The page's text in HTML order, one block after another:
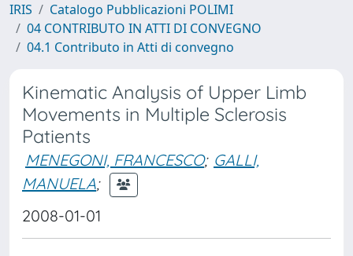
IRIS
Catalogo Pubblicazioni POLIMI
04 CONTRIBUTO IN ATTI DI CONVEGNO
04.1 Contributo in Atti di convegno
Kinematic Analysis of Upper Limb
Movements in Multiple Sclerosis
Patients
MENEGONI, FRANCESCO; GALLI,
MANUELA;
2008-01-01